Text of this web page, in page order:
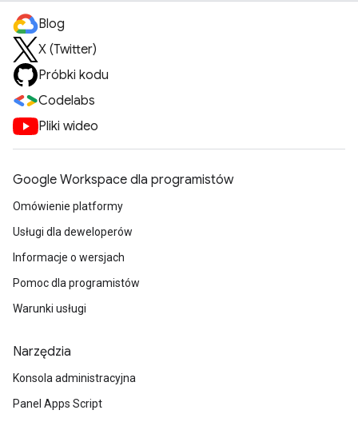
Blog
X (Twitter)
Próbki kodu
Codelabs
Pliki wideo
Google Workspace dla programistów
Omówienie platformy
Usługi dla deweloperów
Informacje o wersjach
Pomoc dla programistów
Warunki usługi
Narzędzia
Konsola administracyjna
Panel Apps Script